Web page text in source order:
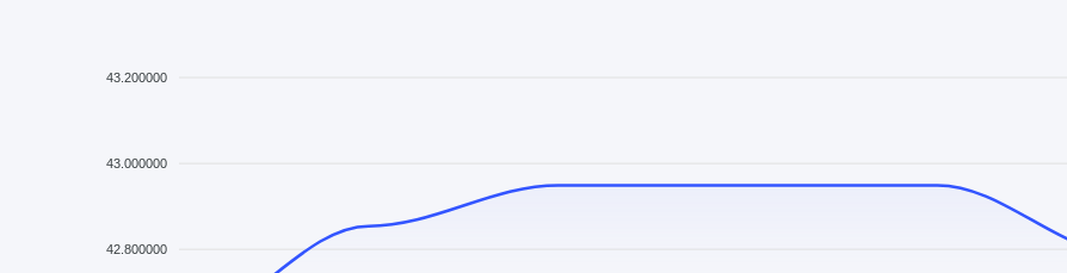
43.200000
43.000000
42.800000